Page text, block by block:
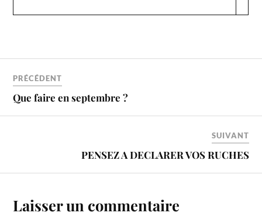
PRÉCÉDENT
Que faire en septembre ?
SUIVANT
PENSEZ A DECLARER VOS RUCHES
Laisser un commentaire